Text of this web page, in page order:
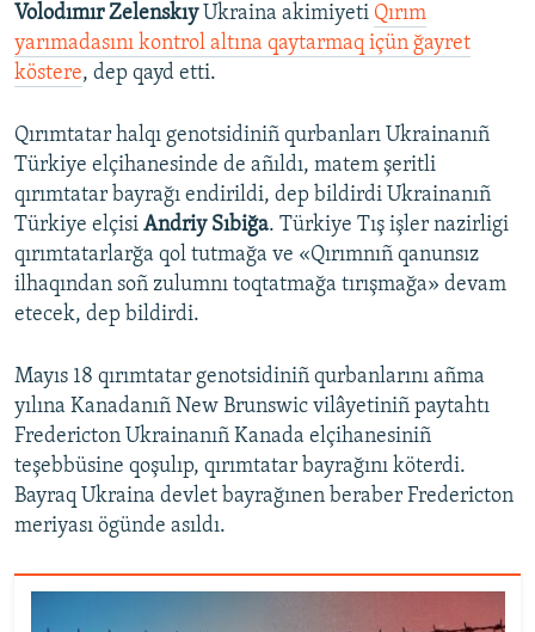
Volodımır Zelenskıy Ukraina akimiyeti Qırım
yarımadasını kontrol altına qaytarmaq içün ğayret
köstere, dep qayd etti.
Qırımtatar halqı genotsidiniñ qurbanları Ukrainanıñ
Türkiye elçihanesinde de añıldı, matem şeritli
qırımtatar bayrağı endirildi, dep bildirdi Ukrainanıñ
Türkiye elçisi Andriy Sıbiğa. Türkiye Tış işler nazirligi
qırımtatarlarğa qol tutmağa ve «Qırımnıñ qanunsız
ilhaqından soñ zulumnı toqtatmağa tırışmağa» devam
etecek, dep bildirdi.
Mayıs 18 qırımtatar genotsidiniñ qurbanlarını añma
yılına Kanadanıñ New Brunswic vilâyetiniñ paytahtı
Fredericton Ukrainanıñ Kanada elçihanesiniñ
teşebbüsine qoşulıp, qırımtatar bayrağını köterdi.
Bayraq Ukraina devlet bayrağınen beraber Fredericton
meriyası ögünde asıldı.